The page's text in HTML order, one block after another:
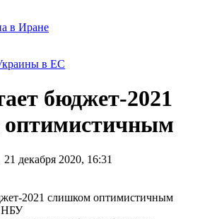
в Иране
в ЕС
бюджет-2021
декабря 2020, 16:31
НБУ